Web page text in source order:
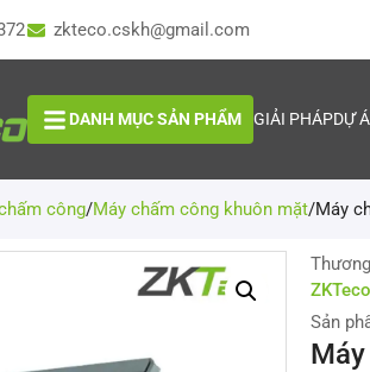
zkteco.cskh@gmail.com
DANH MỤC SẢN PHẨM GIẢI PHÁPDỰ
công/Máy chấm công khuôn mặt/Máy
Sản